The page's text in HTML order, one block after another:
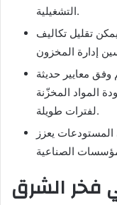
التشغيلية.
تقليل تكاليف
معايير حديثة
المواد المخزّنة
لفترات طويلة.
المستودعات يعزز
فخر الشرق